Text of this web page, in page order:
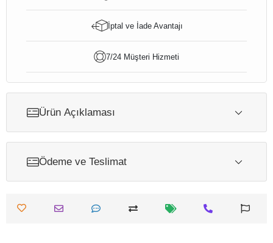
İptal ve İade Avantajı
7/24 Müşteri Hizmeti
Ürün Açıklaması
Ödeme ve Teslimat